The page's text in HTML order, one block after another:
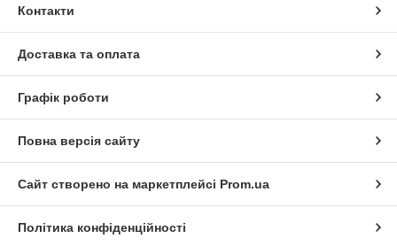
Контакти
Доставка та оплата
Графік роботи
Повна версія сайту
Сайт створено на маркетплейсі Prom.ua
Політика конфіденційності